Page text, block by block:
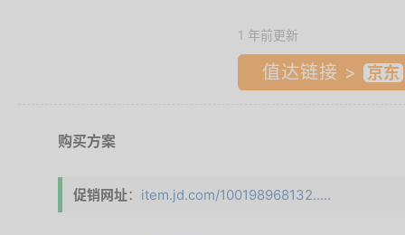
1 年前更新
值达链接 >
购买方案
促销网址： item.jd.com/100198968132.....